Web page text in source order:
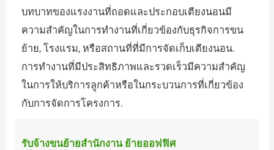
บทบาทของแรงงานที่ถอดและประกอบเตียงนอนมี
ความสำคัญในการทำงานที่เกี่ยวข้องกับธุรกิจการขน
ย้าย, โรงแรม, หรือสถานที่ที่มีการจัดเก็บเตียงนอน.
การทำงานที่มีประสิทธิภาพและรวดเร็วมีความสำคัญ
ในการให้บริการลูกค้าหรือในกระบวนการที่เกี่ยวข้อง
กับการจัดการโครงการ.
รับจ้างขนย้ายสำนักงาน ย้ายออฟฟิศ